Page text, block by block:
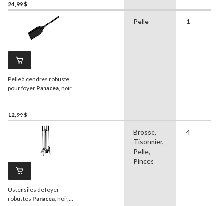
24,99 $
Pelle à cendres robuste
pour foyer Panacea, noir
12,99 $
Pelle 1
Ustensiles de foyer
robustes Panacea, noir,
Brosse,
Tisonnier,
Pelle,
Pinces
4